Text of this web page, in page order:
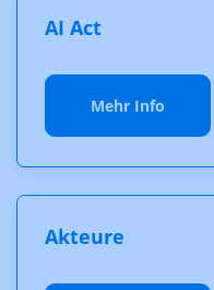
AI Act
Mehr Info
Akteure